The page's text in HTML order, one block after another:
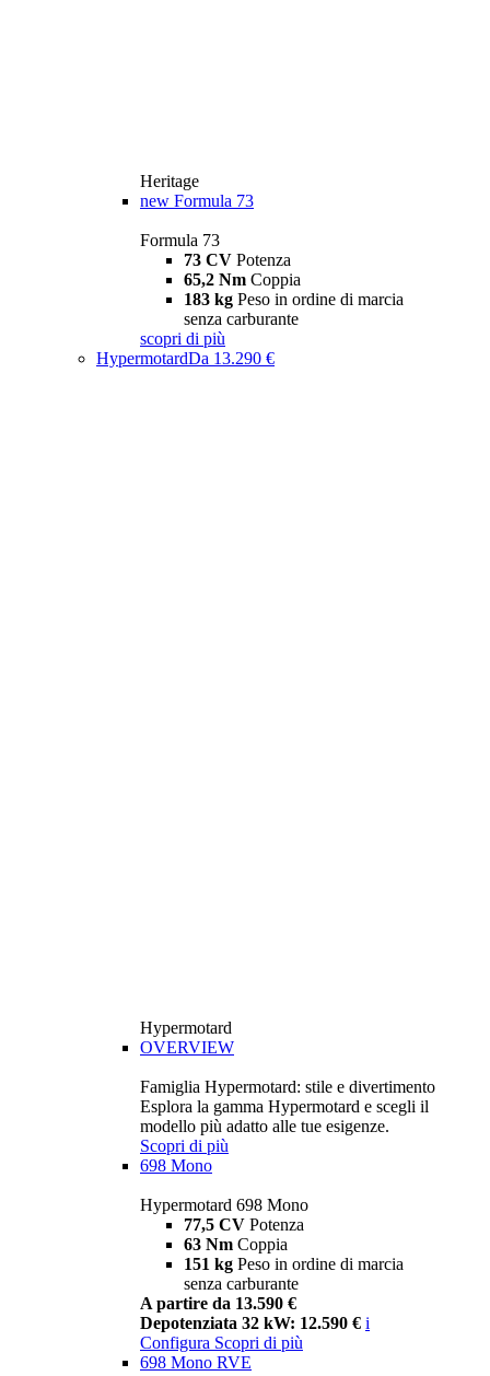
Heritage
new Formula 73
Formula 73
73 CV Potenza
65,2 Nm Coppia
183 kg Peso in ordine di marcia
senza carburante
scopri di più
HypermotardDa 13.290 €
Hypermotard
OVERVIEW
Famiglia Hypermotard: stile e divertimento
Esplora la gamma Hypermotard e scegli il
modello più adatto alle tue esigenze.
Scopri di più
698 Mono
Hypermotard 698 Mono
77,5 CV Potenza
63 Nm Coppia
151 kg Peso in ordine di marcia
senza carburante
A partire da 13.590 €
Depotenziata 32 kW: 12.590 € i
Configura Scopri di più
698 Mono RVE